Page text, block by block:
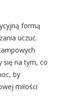
formą
uczuć.
się na tym, co
by
miłości